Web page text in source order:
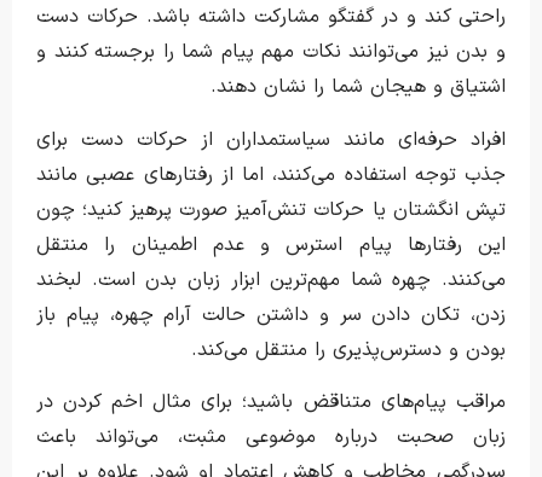
راحتی کند و در گفتگو مشارکت داشته باشد. حرکات دست
و بدن نیز می‌توانند نکات مهم پیام شما را برجسته کنند و
اشتیاق و هیجان شما را نشان دهند.
افراد حرفه‌ای مانند سیاستمداران از حرکات دست برای
جذب توجه استفاده می‌کنند، اما از رفتارهای عصبی مانند
تپش انگشتان یا حرکات تنش‌آمیز صورت پرهیز کنید؛ چون
این رفتارها پیام استرس و عدم اطمینان را منتقل
می‌کنند. چهره شما مهم‌ترین ابزار زبان بدن است. لبخند
زدن، تکان دادن سر و داشتن حالت آرام چهره، پیام باز
بودن و دسترس‌پذیری را منتقل می‌کند.
مراقب پیام‌های متناقض باشید؛ برای مثال اخم کردن در
زبان صحبت درباره موضوعی مثبت، می‌تواند باعث